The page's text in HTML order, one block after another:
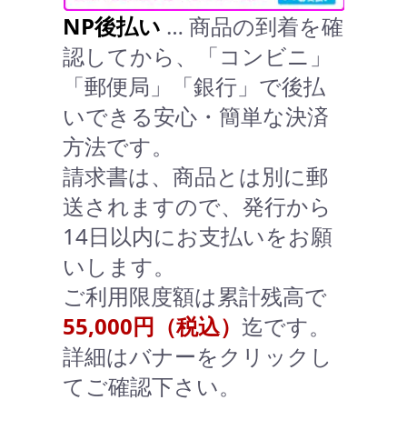
NP後払い … 商品の到着を確
認してから、「コンビニ」
「郵便局」「銀行」で後払
いできる安心・簡単な決済
方法です。
請求書は、商品とは別に郵
送されますので、発行から
14日以内にお支払いをお願
いします。
ご利用限度額は累計残高で
55,000円（税込） 迄です。
詳細はバナーをクリックし
てご確認下さい。